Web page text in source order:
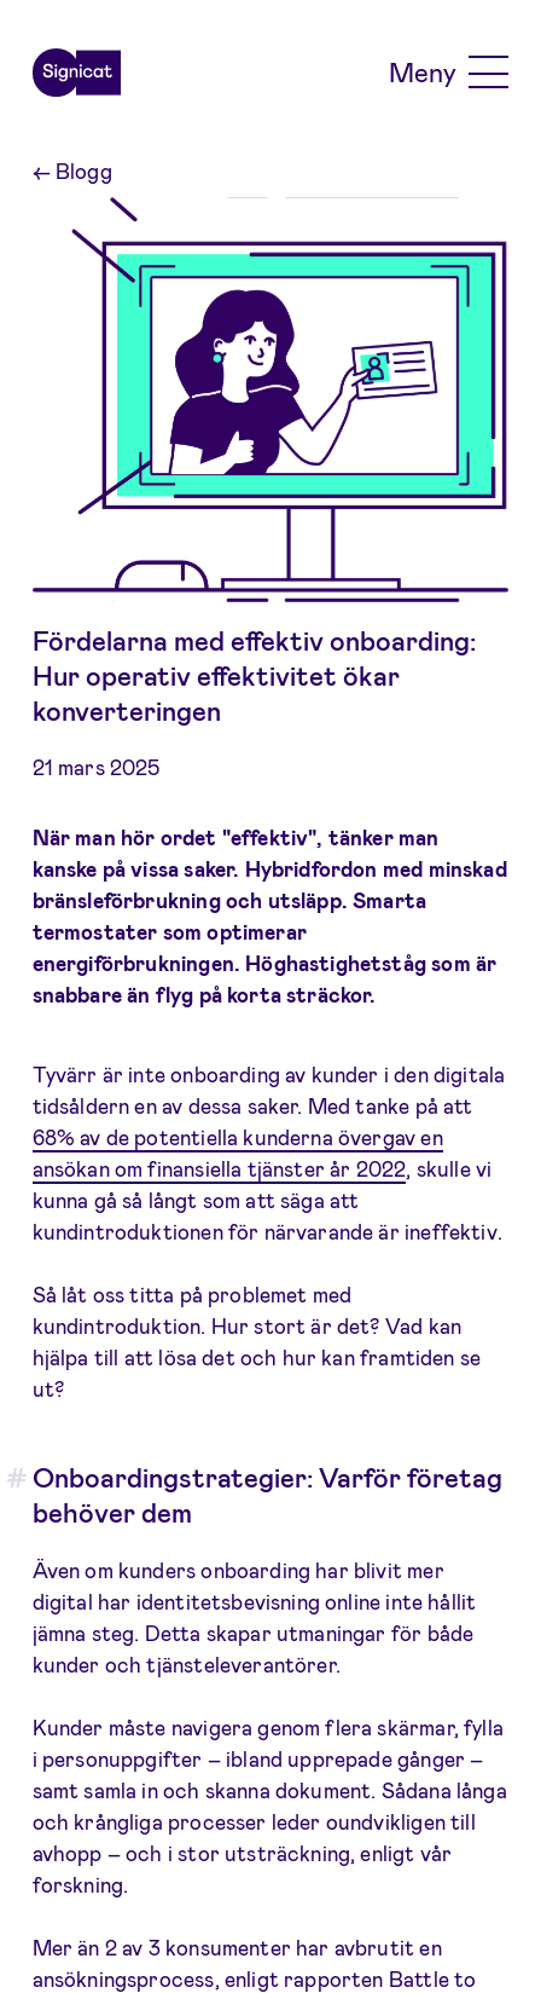
Meny
←Blogg
21 mars 2025
Fördelarna med effektiv onboarding:
Hur operativ effektivitet ökar
konverteringen
När man hör ordet "effektiv", tänker man
kanske på vissa saker. Hybridfordon med minskad
bränsleförbrukning och utsläpp. Smarta
termostater som optimerar
energiförbrukningen. Höghastighetståg som är
snabbare än flyg på korta sträckor.
Tyvärr är inte onboarding av kunder i den digitala
tidsåldern en av dessa saker. Med tanke på att
68% av de potentiella kunderna övergav en
ansökan om finansiella tjänster år 2022 , skulle vi
kunna gå så långt som att säga att
kundintroduktionen för närvarande är ineffektiv.
Så låt oss titta på problemet med
kundintroduktion. Hur stort är det? Vad kan
hjälpa till att lösa det och hur kan framtiden se
ut?
Onboardingstrategier: Varför företag
behöver dem
Även om kunders onboarding har blivit mer
digital har identitetsbevisning online inte hållit
jämna steg. Detta skapar utmaningar för både
kunder och tjänsteleverantörer.
Kunder måste navigera genom flera skärmar, fylla
i personuppgifter – ibland upprepade gånger –
samt samla in och skanna dokument. Sådana långa
och krångliga processer leder oundvikligen till
avhopp – och i stor utsträckning, enligt vår
forskning.
Mer än 2 av 3 konsumenter har avbrutit en
ansökningsprocess, enligt rapporten Battle to